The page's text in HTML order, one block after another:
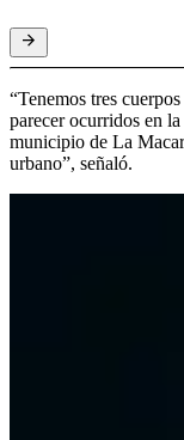
“Tenemos tres
parecer ocurridos en
municipio de La
urbano”, señaló.